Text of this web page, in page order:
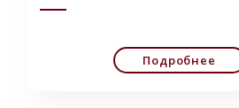
Подробнее